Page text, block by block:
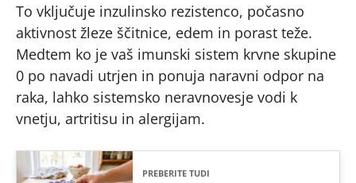
To vključuje inzulinsko rezistenco, počasno
aktivnost žleze ščitnice, edem in porast teže.
Medtem ko je vaš imunski sistem krvne skupine
0 po navadi utrjen in ponuja naravni odpor na
raka, lahko sistemsko neravnovesje vodi k
vnetju, artritisu in alergijam.
PREBERITE TUDI